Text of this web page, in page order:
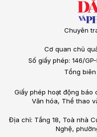
Chuyên
Cơ quan chủ
Số giấy phép: 146/
Tổng biên
Giấy phép hoạt động báo
Văn hóa, Thể thao
Địa chỉ: Tầng 18, Toà nhà
Nghệ,